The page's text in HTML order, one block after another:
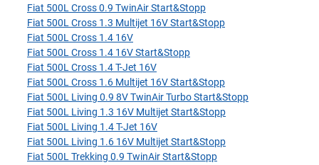
Fiat 500L Cross 0.9 TwinAir Start&Stopp
Fiat 500L Cross 1.3 Multijet 16V Start&Stopp
Fiat 500L Cross 1.4 16V
Fiat 500L Cross 1.4 16V Start&Stopp
Fiat 500L Cross 1.4 T-Jet 16V
Fiat 500L Cross 1.6 Multijet 16V Start&Stopp
Fiat 500L Living 0.9 8V TwinAir Turbo Start&Stopp
Fiat 500L Living 1.3 16V Multijet Start&Stopp
Fiat 500L Living 1.4 T-Jet 16V
Fiat 500L Living 1.6 16V Multijet Start&Stopp
Fiat 500L Trekking 0.9 TwinAir Start&Stopp